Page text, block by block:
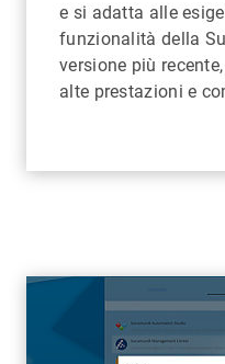
e si adatta alle
funzionalità della
versione più
alte prestazioni e